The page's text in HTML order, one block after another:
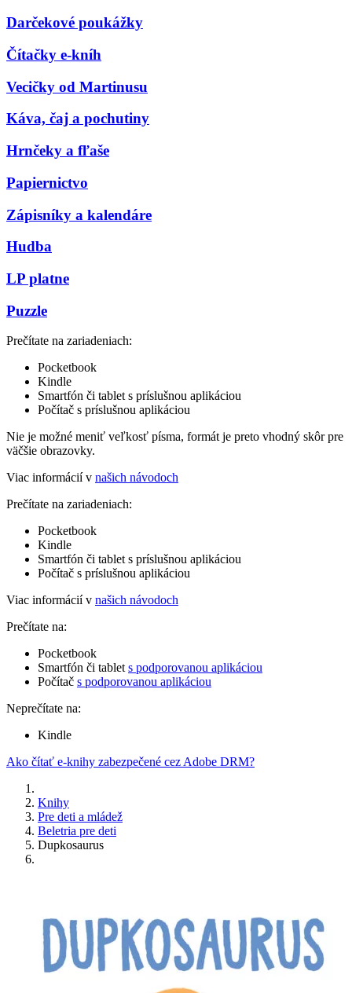
Darčekové poukážky
Čítačky e-kníh
Vecičky od Martinusu
Káva, čaj a pochutiny
Hrnčeky a fľaše
Papiernictvo
Zápisníky a kalendáre
Hudba
LP platne
Puzzle
Prečítate na zariadeniach:
Pocketbook
Kindle
Smartfón či tablet s príslušnou aplikáciou
Počítač s príslušnou aplikáciou
Nie je možné meniť veľkosť písma, formát je preto vhodný skôr pre
väčšie obrazovky.
Viac informácií v našich návodoch
Prečítate na zariadeniach:
Pocketbook
Kindle
Smartfón či tablet s príslušnou aplikáciou
Počítač s príslušnou aplikáciou
Viac informácií v našich návodoch
Prečítate na:
Pocketbook
Smartfón či tablet s podporovanou aplikáciou
Počítač s podporovanou aplikáciou
Neprečítate na:
Kindle
Ako čítať e-knihy zabezpečené cez Adobe DRM?
Knihy
Pre deti a mládež
Beletria pre deti
Dupkosaurus